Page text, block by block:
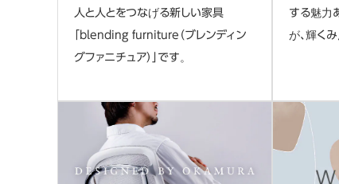
人と人とをつなげる新しい家具
「blending furniture（ブレンディン
グファニチュア）」です。
する魅力
が、輝く